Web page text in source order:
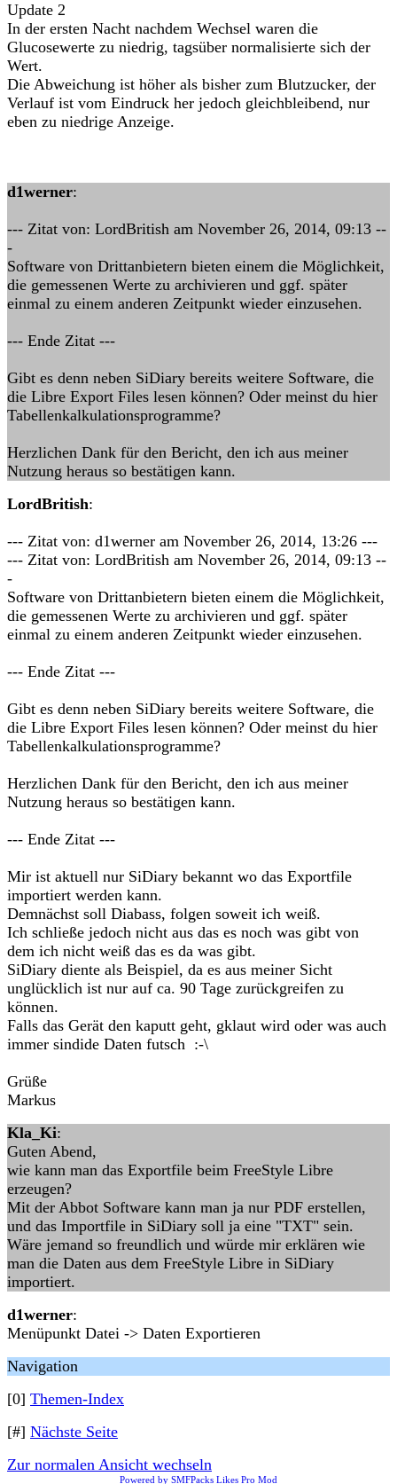
Update 2
In der ersten Nacht nachdem Wechsel waren die
Glucosewerte zu niedrig, tagsüber normalisierte sich der
Wert.
Die Abweichung ist höher als bisher zum Blutzucker, der
Verlauf ist vom Eindruck her jedoch gleichbleibend, nur
eben zu niedrige Anzeige.
d1werner:
--- Zitat von: LordBritish am November 26, 2014, 09:13 --
-
Software von Drittanbietern bieten einem die Möglichkeit,
die gemessenen Werte zu archivieren und ggf. später
einmal zu einem anderen Zeitpunkt wieder einzusehen.
--- Ende Zitat ---
Gibt es denn neben SiDiary bereits weitere Software, die
die Libre Export Files lesen können? Oder meinst du hier
Tabellenkalkulationsprogramme?
Herzlichen Dank für den Bericht, den ich aus meiner
Nutzung heraus so bestätigen kann.
LordBritish:
--- Zitat von: d1werner am November 26, 2014, 13:26 ---
--- Zitat von: LordBritish am November 26, 2014, 09:13 --
-
Software von Drittanbietern bieten einem die Möglichkeit,
die gemessenen Werte zu archivieren und ggf. später
einmal zu einem anderen Zeitpunkt wieder einzusehen.
--- Ende Zitat ---
Gibt es denn neben SiDiary bereits weitere Software, die
die Libre Export Files lesen können? Oder meinst du hier
Tabellenkalkulationsprogramme?
Herzlichen Dank für den Bericht, den ich aus meiner
Nutzung heraus so bestätigen kann.
--- Ende Zitat ---
Mir ist aktuell nur SiDiary bekannt wo das Exportfile
importiert werden kann.
Demnächst soll Diabass, folgen soweit ich weiß.
Ich schließe jedoch nicht aus das es noch was gibt von
dem ich nicht weiß das es da was gibt.
SiDiary diente als Beispiel, da es aus meiner Sicht
unglücklich ist nur auf ca. 90 Tage zurückgreifen zu
können.
Falls das Gerät den kaputt geht, gklaut wird oder was auch
immer sindide Daten futsch :-\
Grüße
Markus
Kla_Ki:
Guten Abend,
wie kann man das Exportfile beim FreeStyle Libre
erzeugen?
Mit der Abbot Software kann man ja nur PDF erstellen,
und das Importfile in SiDiary soll ja eine "TXT" sein.
Wäre jemand so freundlich und würde mir erklären wie
man die Daten aus dem FreeStyle Libre in SiDiary
importiert.
d1werner:
Menüpunkt Datei -> Daten Exportieren
Navigation
[0] Themen-Index
[#] Nächste Seite
Zur normalen Ansicht wechseln
Powered by SMFPacks Likes Pro Mod